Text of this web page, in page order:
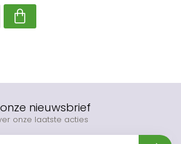
nieuwsbrief
onze laatste acties